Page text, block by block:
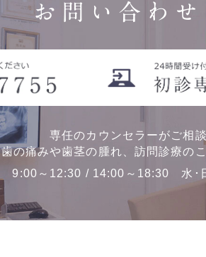
お問い合わせ
専任のカウンセラーがご相
歯の痛みや歯茎の腫れ、訪問診療の
9:00～12:30 / 14:00～18:30 水